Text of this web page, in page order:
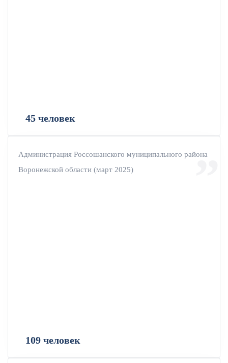
45 человек
Администрация Россошанского муниципального района
Воронежской области (март 2025)
109 человек